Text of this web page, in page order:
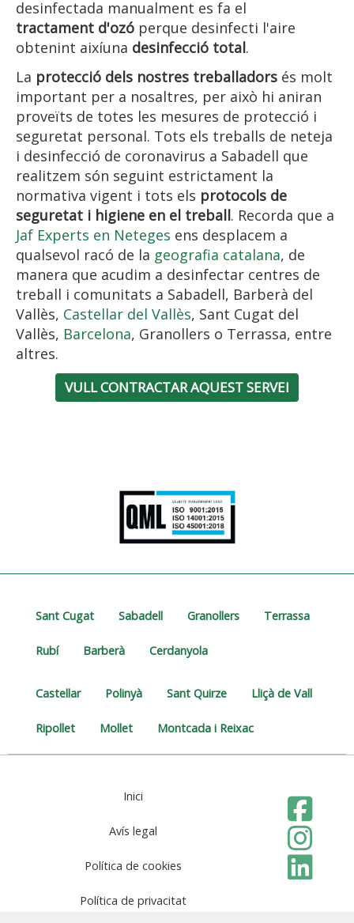
desinfectada manualment es fa el
tractament d'ozó perque desinfecti l'aire
obtenint aixíuna desinfecció total.
La protecció dels nostres treballadors és molt
important per a nosaltres, per això hi aniran
proveïts de totes les mesures de protecció i
seguretat personal. Tots els treballs de neteja
i desinfecció de coronavirus a Sabadell que
realitzem són seguint estrictament la
normativa vigent i tots els protocols de
seguretat i higiene en el treball. Recorda que a
Jaf Experts en Neteges ens desplacem a
qualsevol racó de la geografia catalana, de
manera que acudim a desinfectar centres de
treball i comunitats a Sabadell, Barberà del
Vallès, Castellar del Vallès, Sant Cugat del
Vallès, Barcelona, Granollers o Terrassa, entre
altres.
VULL CONTRACTAR AQUEST SERVEI
Sant Cugat Sabadell Granollers Terrassa
Rubí Barberà Cerdanyola
Castellar Polinyà Sant Quirze Lliçà de Vall
Ripollet Mollet Montcada i Reixac
Inici
Avís legal
Política de cookies
Política de privacitat